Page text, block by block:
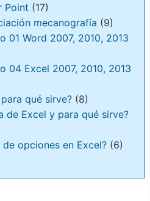
Point (17)
mecanografía (9)
01 Word 2007, 2010, 2013
04 Excel 2007, 2010, 2013
qué sirve? (8)
de Excel y para qué sirve?
de opciones en Excel? (6)